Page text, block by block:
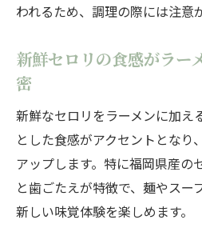
われるため、調理の際には注意
新鮮セロリの食感がラー
密
新鮮なセロリをラーメンに加え
とした食感がアクセントとなり
アップします。特に福岡県産の
と歯ごたえが特徴で、麺やスー
新しい味覚体験を楽しめます。